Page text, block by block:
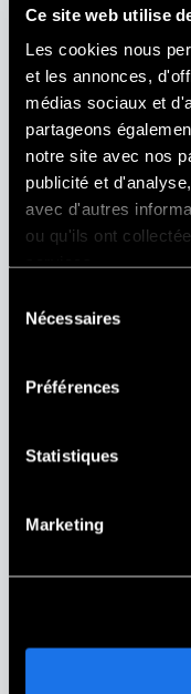
Ce site web utilise
Les cookies nous
et les annonces,
médias sociaux et
partageons
notre site avec nos
publicité et
avec d'autres
ou qu'ils ont
services.
Nécessaires
Préférences
Statistiques
Marketing
de la